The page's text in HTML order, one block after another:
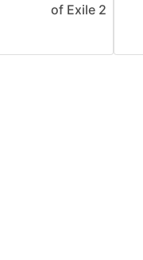
of Exile 2